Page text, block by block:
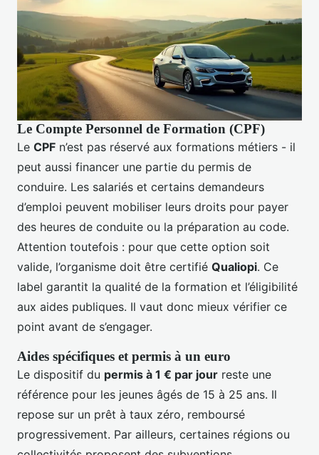
Le Compte Personnel de Formation (CPF)
Le CPF n’est pas réservé aux formations métiers - il
peut aussi financer une partie du permis de
conduire. Les salariés et certains demandeurs
d’emploi peuvent mobiliser leurs droits pour payer
des heures de conduite ou la préparation au code.
Attention toutefois : pour que cette option soit
valide, l’organisme doit être certifié Qualiopi. Ce
label garantit la qualité de la formation et l’éligibilité
aux aides publiques. Il vaut donc mieux vérifier ce
point avant de s’engager.
Aides spécifiques et permis à un euro
Le dispositif du permis à 1 € par jour reste une
référence pour les jeunes âgés de 15 à 25 ans. Il
repose sur un prêt à taux zéro, remboursé
progressivement. Par ailleurs, certaines régions ou